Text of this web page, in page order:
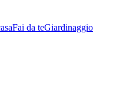
Fai da teGiardinaggio